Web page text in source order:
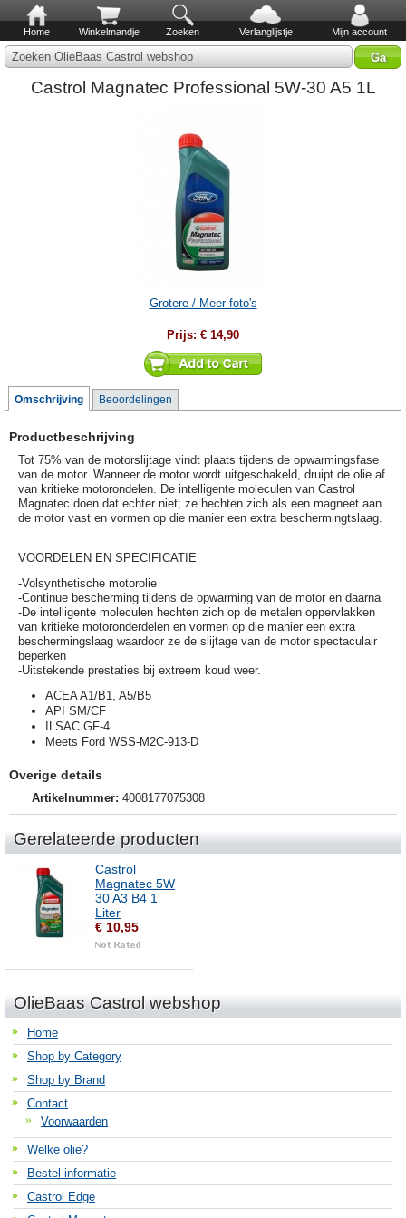
Home Winkelmandje Zoeken Verlanglijstje Mijn account
Zoeken OlieBaas Castrol webshop
Castrol Magnatec Professional 5W-30 A5 1L
Grotere / Meer foto's
Prijs: € 14,90
Omschrijving Beoordelingen
Productbeschrijving
Tot 75% van de motorslijtage vindt plaats tijdens de opwarmingsfase
van de motor. Wanneer de motor wordt uitgeschakeld, druipt de olie af
van kritieke motorondelen. De intelligente moleculen van Castrol
Magnatec doen dat echter niet; ze hechten zich als een magneet aan
de motor vast en vormen op die manier een extra beschermingtslaag.
VOORDELEN EN SPECIFICATIE
-Volsynthetische motorolie
-Continue bescherming tijdens de opwarming van de motor en daarna
-De intelligente moleculen hechten zich op de metalen oppervlakken
van kritieke motoronderdelen en vormen op die manier een extra
beschermingslaag waardoor ze de slijtage van de motor spectaculair
beperken
-Uitstekende prestaties bij extreem koud weer.
ACEA A1/B1, A5/B5
API SM/CF
ILSAC GF-4
Meets Ford WSS-M2C-913-D
Overige details
Artikelnummer: 4008177075308
Gerelateerde producten
Castrol
Magnatec 5W
30 A3 B4 1
Liter
€ 10,95
OlieBaas Castrol webshop
Home
Shop by Category
Shop by Brand
Contact
Voorwaarden
Welke olie?
Bestel informatie
Castrol Edge